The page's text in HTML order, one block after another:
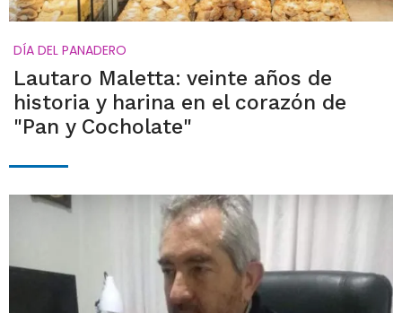
DÍA DEL PANADERO
Lautaro Maletta: veinte años de
historia y harina en el corazón de
"Pan y Cocholate"